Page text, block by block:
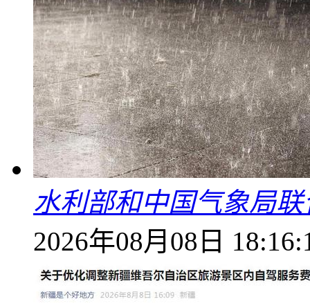
水利部和中国气象局
2026年08月08日